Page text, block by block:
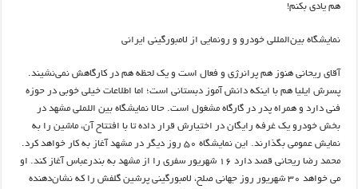
هم یادی بکنم!
نمایشگاه بین‌المللی خودرو و رونمایی از لامبورگینی‌ ایرانی
آقای ریحانی هنوز هم پرانرژی و فعال است و یک لحظه هم در کارگاهش نمی‌نشیند.
پسرش ایلیا هم با اینکه دانش آموز دبستانی است؛ اما اطلاعات خیلی خوبی در حوزه
فنی دارد و همراه پدر در گارگاه مشغول است. حالا نمایشگاه بین اللملی مشهد در
بخش خودرو یک غرفه رایگان در اختیارش قرار داده تا با افتتاح آن، ماشین را به
نمایش عمومی بگذارند. این نمایشگاه ۵۰ روز دیگر در مشهد آغاز به کار خواهد کرد.
محمد رضا ریحانی قصد دارد ۱۶ شهریور سفری را از مشهد به بندرعباس آغاز کند. او
می خواهد ۳۰ شهریور روز جهانی صلح، لامبورگینی پرشین گلفش را که نشان‌دهنده